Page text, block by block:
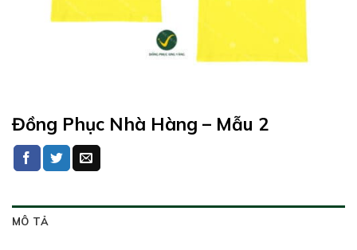
Đồng Phục Nhà Hàng – Mẫu 2
MÔ TẢ